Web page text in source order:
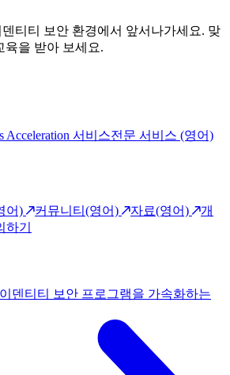
티티 보안 환경에서 앞서나가세요. 맞
육을 받아 보세요.
Acceleration 서비스전문 서비스 (영어)
어) 커뮤니티(영어) 자료(영어)
개
하기
덴티티 보안 프로그램을 가속화하는